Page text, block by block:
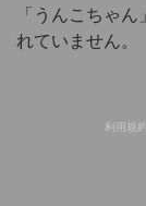
「うんこちゃ
れていません。
利用規約